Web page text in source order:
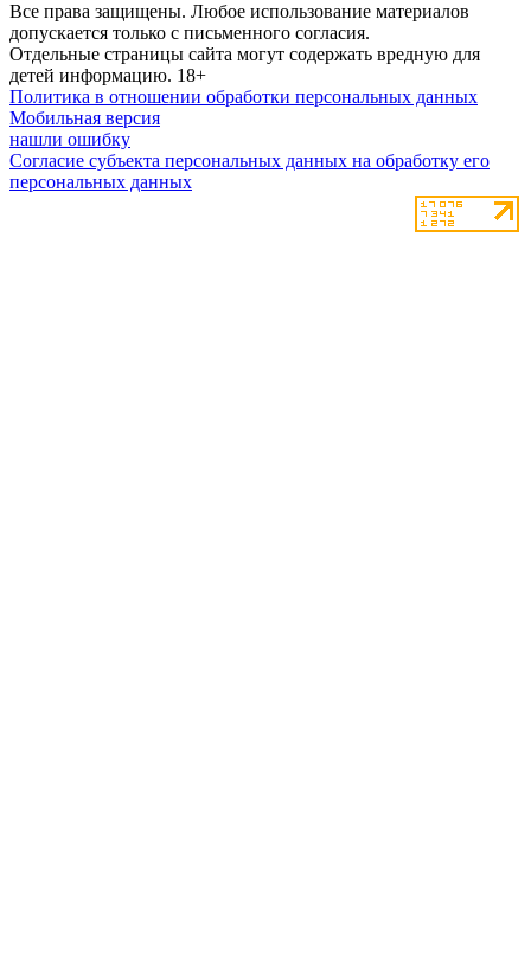
Все права защищены. Любое использование материалов
допускается только с письменного согласия.
Отдельные страницы сайта могут содержать вредную для
детей информацию. 18+
Политика в отношении обработки персональных данных
Мобильная версия
нашли ошибку
Согласие субъекта персональных данных на обработку его
персональных данных